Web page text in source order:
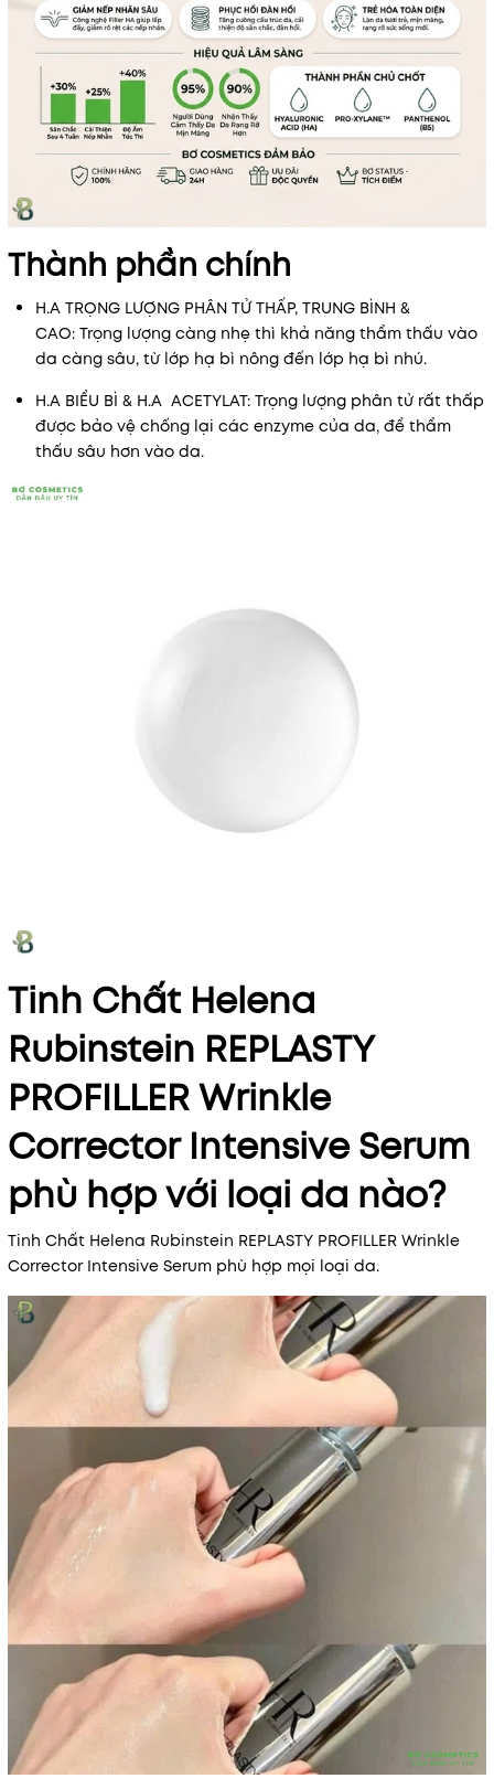
Thành phần chính
H.A TRỌNG LƯỢNG PHÂN TỬ THẤP, TRUNG BÌNH &
CAO: Trọng lượng càng nhẹ thì khả năng thẩm thấu vào
da càng sâu, từ lớp hạ bì nông đến lớp hạ bì nhú.
H.A BIỂU BÌ & H.A ACETYLAT: Trọng lượng phân tử rất thấp
được bảo vệ chống lại các enzyme của da, để thẩm
thấu sâu hơn vào da.
Tinh Chất Helena
Rubinstein REPLASTY
PROFILLER Wrinkle
Corrector Intensive Serum
phù hợp với loại da nào?
Tinh Chất Helena Rubinstein REPLASTY PROFILLER Wrinkle
Corrector Intensive Serum phù hợp mọi loại da.